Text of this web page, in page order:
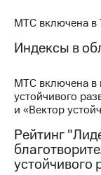
о
Другое
развитие
деловая этика
МТС включена в
Индексы в
МТС включена в
устойчивого
и «Вектор
Рейтинг
устойчивого